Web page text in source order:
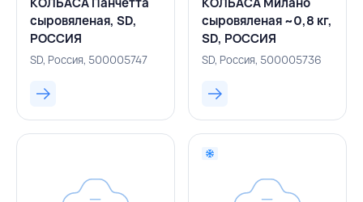
сыровяленая, SD,
РОССИЯ
SD, Россия, 500005747
сыровяленая ~0,8 кг,
SD, РОССИЯ
SD, Россия, 500005736